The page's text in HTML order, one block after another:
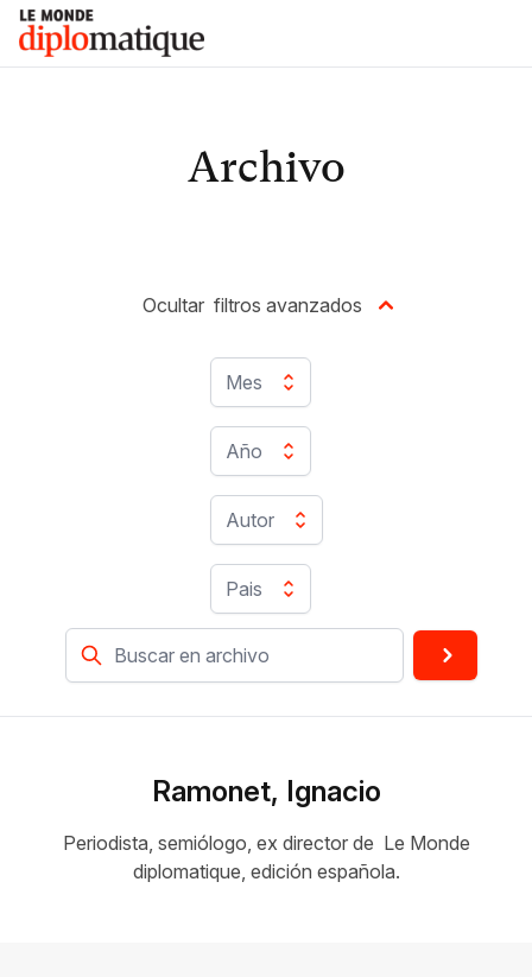
Skip
content
Le monde diplomatique
Archivo
Mes
Año
Autor
Pais
Ocultar filtros avanzados
Ramonet, Ignacio
Periodista, semiólogo, ex director de Le Monde
diplomatique, edición española.